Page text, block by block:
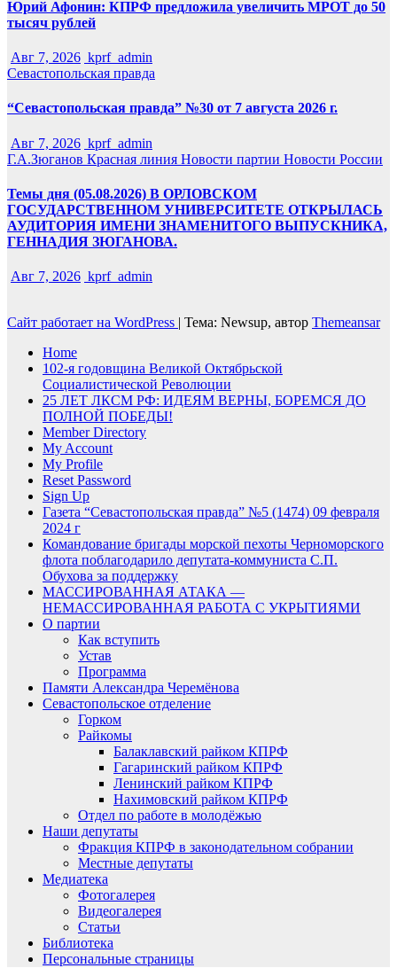
Юрий Афонин: КПРФ предложила увеличить МРОТ до 50
тысяч рублей
Авг 7, 2026 kprf_admin
Севастопольская правда
“Севастопольская правда” №30 от 7 августа 2026 г.
Авг 7, 2026 kprf_admin
Г.А.Зюганов Красная линия Новости партии Новости России
Темы дня (05.08.2026) В ОРЛОВСКОМ
ГОСУДАРСТВЕННОМ УНИВЕРСИТЕТЕ ОТКРЫЛАСЬ
АУДИТОРИЯ ИМЕНИ ЗНАМЕНИТОГО ВЫПУСКНИКА,
ГЕННАДИЯ ЗЮГАНОВА.
Авг 7, 2026 kprf_admin
Сайт работает на WordPress | Тема: Newsup, автор Themeansar
Home
102-я годовщина Великой Октябрьской
Социалистической Революции
25 ЛЕТ ЛКСМ РФ: ИДЕЯМ ВЕРНЫ, БОРЕМСЯ ДО
ПОЛНОЙ ПОБЕДЫ!
Member Directory
My Account
My Profile
Reset Password
Sign Up
Газета “Севастопольская правда” №5 (1474) 09 февраля
2024 г
Командование бригады морской пехоты Черноморского
флота поблагодарило депутата-коммуниста С.П.
Обухова за поддержку
МАССИРОВАННАЯ АТАКА —
НЕМАССИРОВАННАЯ РАБОТА С УКРЫТИЯМИ
О партии
Как вступить
Устав
Программа
Памяти Александра Черемёнова
Севастопольское отделение
Горком
Райкомы
Балаклавский райком КПРФ
Гагаринский райком КПРФ
Ленинский райком КПРФ
Нахимовский райком КПРФ
Отдел по работе в молодёжью
Наши депутаты
Фракция КПРФ в законодательном собрании
Местные депутаты
Медиатека
Фотогалерея
Видеогалерея
Статьи
Библиотека
Персональные страницы